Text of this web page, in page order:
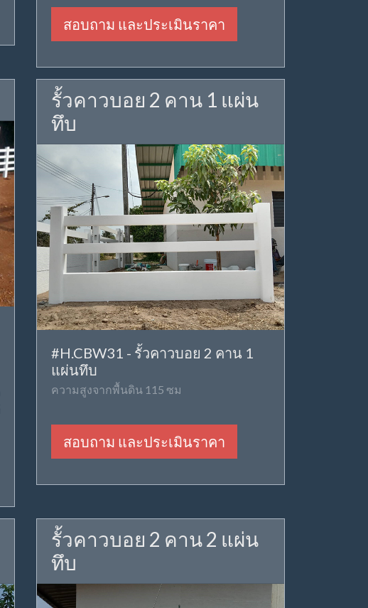
สอบถาม และประเมินราคา
รั้วคาวบอย 2 คาน 1 แผ่น
ทึบ
#H.CBW31 - รั้วคาวบอย 2 คาน 1
แผ่นทึบ
ความสูงจากพื้นดิน 115 ซม
สอบถาม และประเมินราคา
รั้วคาวบอย 2 คาน 2 แผ่น
ทึบ